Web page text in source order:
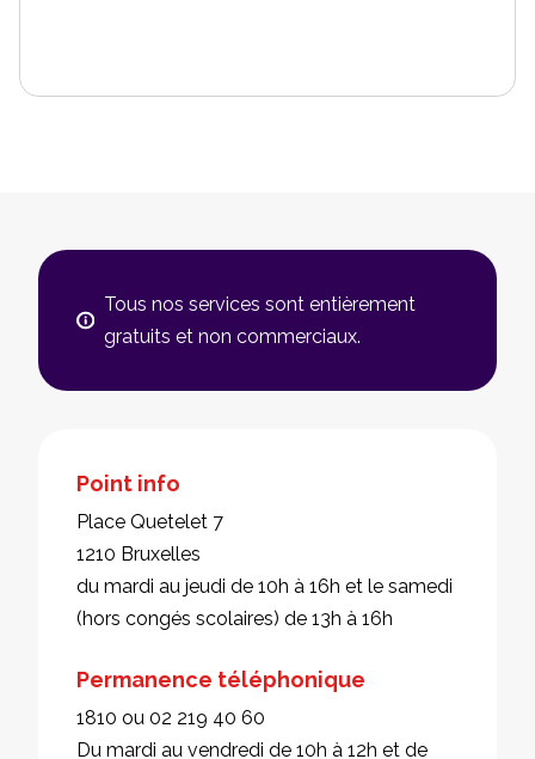
Tous nos services sont entièrement
gratuits et non commerciaux.
Point info
Place Quetelet 7
1210 Bruxelles
du mardi au jeudi de 10h à 16h et le samedi
(hors congés scolaires) de 13h à 16h
Permanence téléphonique
1810 ou 02 219 40 60
Du mardi au vendredi de 10h à 12h et de